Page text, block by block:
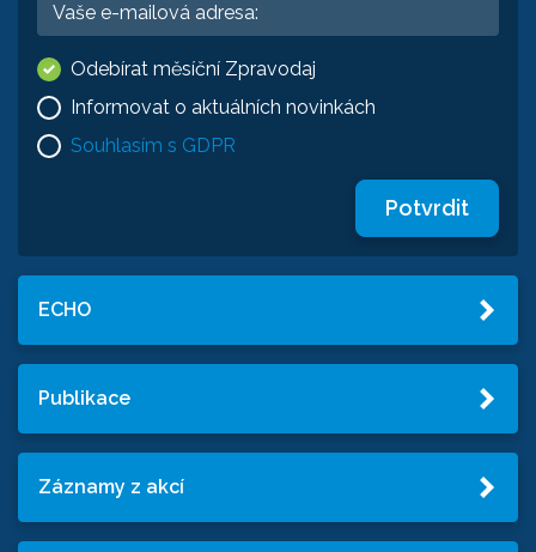
Odebírat měsíční Zpravodaj
Informovat o aktuálních novinkách
Souhlasím s GDPR
Potvrdit
ECHO
Publikace
Záznamy z akcí